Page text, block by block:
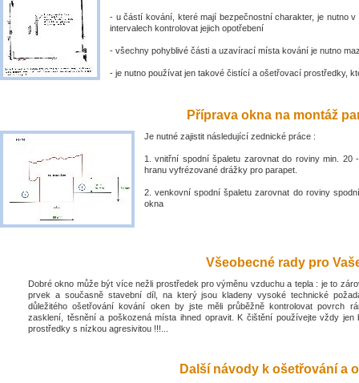
- u částí kování, které mají bezpečnostní charakter, je nutno v
intervalech kontrolovat jejich opotřebení
- všechny pohyblivé části a uzavírací místa kování je nutno
- je nutno používat jen takové čistící a ošetřovací prostředky,
Příprava okna na montáž
Je nutné zajistit následující zednické práce :
1. vnitřní spodní špaletu zarovnat do roviny min. 20
hranu vyfrézované drážky pro parapet.
2. venkovní spodní špaletu zarovnat do roviny
okna
Všeobecné rady pro
Dobré okno může být více nežli prostředek pro výměnu vzduchu a tepla : je to
prvek a současně stavební díl, na který jsou kladeny vysoké technické
důležitého ošetřování kování oken by jste měli průběžně kontrolovat povrch
zasklení, těsnění a poškozená místa ihned opravit. K čištění používejte vždy jen
prostředky s nízkou agresivitou !!!...
Další návody k ošetřování a